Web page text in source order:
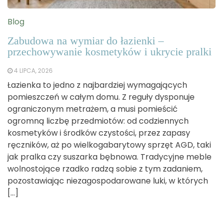
Blog
Zabudowa na wymiar do łazienki –
przechowywanie kosmetyków i ukrycie pralki
4 LIPCA, 2026
Łazienka to jedno z najbardziej wymagających
pomieszczeń w całym domu. Z reguły dysponuje
ograniczonym metrażem, a musi pomieścić
ogromną liczbę przedmiotów: od codziennych
kosmetyków i środków czystości, przez zapasy
ręczników, aż po wielkogabarytowy sprzęt AGD, taki
jak pralka czy suszarka bębnowa. Tradycyjne meble
wolnostojące rzadko radzą sobie z tym zadaniem,
pozostawiając niezagospodarowane luki, w których
[…]